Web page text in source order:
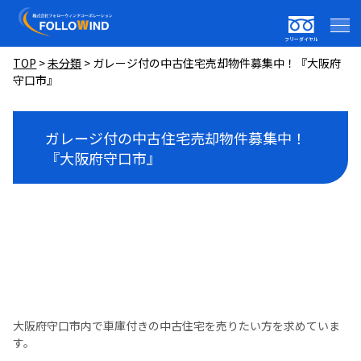
フリーダイヤル
TOP >未分類 > ガレージ付の中古住宅売却物件募集中！『大阪府
守口市』
ガレージ付の中古住宅売却物件募集中！
『大阪府守口市』
大阪府守口市内で車庫付きの中古住宅を売りたい方を求めていま
す。